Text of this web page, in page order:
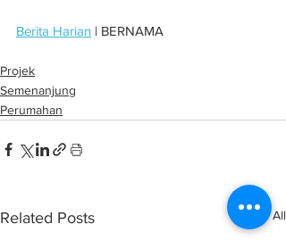
Berita Harian | BERNAMA
Projek
Semenanjung
Perumahan
Related Posts See All